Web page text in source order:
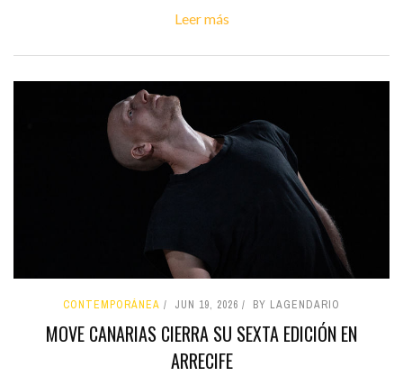
Leer más
CONTEMPORÁNEA JUN 19, 2026 BY LAGENDARIO
MOVE CANARIAS CIERRA SU SEXTA EDICIÓN EN
ARRECIFE